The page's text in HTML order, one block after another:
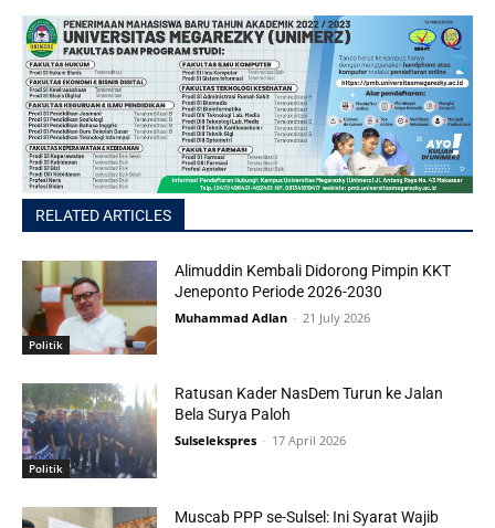
RELATED ARTICLES
Politik
Alimuddin Kembali Didorong Pimpin KKT
Jeneponto Periode 2026-2030
Muhammad Adlan - 21 July 2026
Politik
Ratusan Kader NasDem Turun ke Jalan
Bela Surya Paloh
Sulselekspres - 17 April 2026
Muscab PPP se-Sulsel: Ini Syarat Wajib